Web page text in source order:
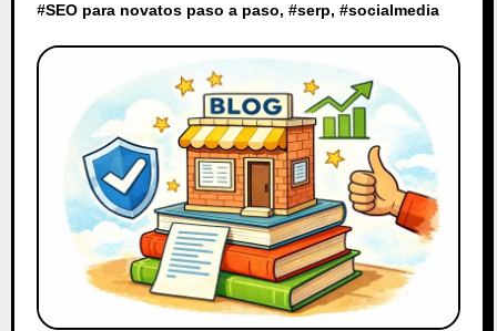
#SEO para novatos paso a paso, #serp, #socialmedia